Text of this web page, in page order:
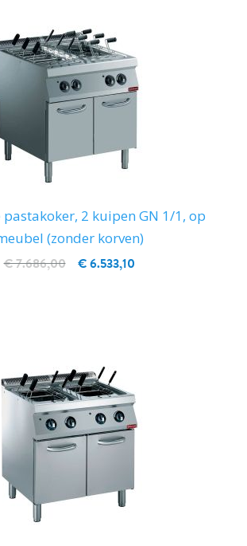
pastakoker, 2 kuipen GN 1/1, op
(zonder korven)
€ 6.533,10
€ 7.686,00